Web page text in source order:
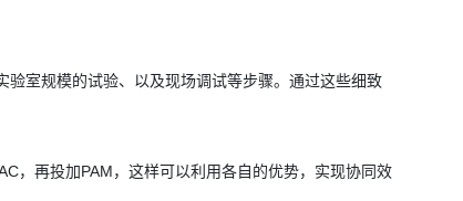
室规模的试验、以及现场调试等步骤。通过这些细致
，再投加PAM，这样可以利用各自的优势，实现协同效